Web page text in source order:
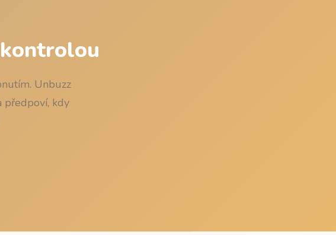
Unbuzz
předpoví, kdy